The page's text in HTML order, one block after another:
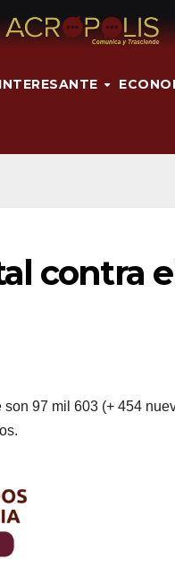
INTERESANTE
contra
97 mil 603 (+ 454